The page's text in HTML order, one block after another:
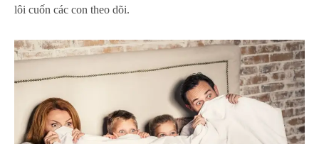
lôi cuốn các con theo dõi.